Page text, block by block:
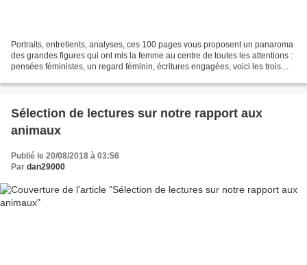
Portraits, entretients, analyses, ces 100 pages vous proposent un panaroma
des grandes figures qui ont mis la femme au centre de toutes les attentions :
pensées féministes, un regard féminin, écritures engagées, voici les trois
Sélection de lectures sur notre rapport aux
animaux
Publié le 20/08/2018 à 03:56
Par dan29000